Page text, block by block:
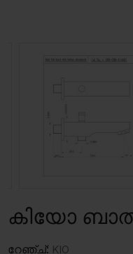
കിയോ
റേഞ്ച്: KIO